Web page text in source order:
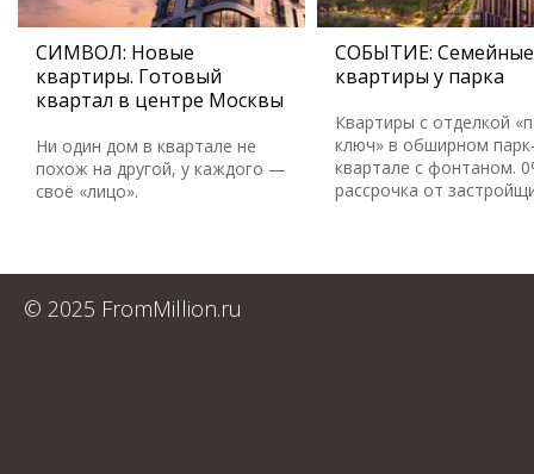
СИМВОЛ: Новые
квартиры. Готовый
квартал в центре Москвы
Ни один дом в квартале не
похож на другой, у каждого —
своё «лицо».
СОБЫТИЕ: Семейные
квартиры у парка
Квартиры с отделкой
ключ» в обширном
квартале с фонтаном.
рассрочка от
© 2025 FromMillion.ru